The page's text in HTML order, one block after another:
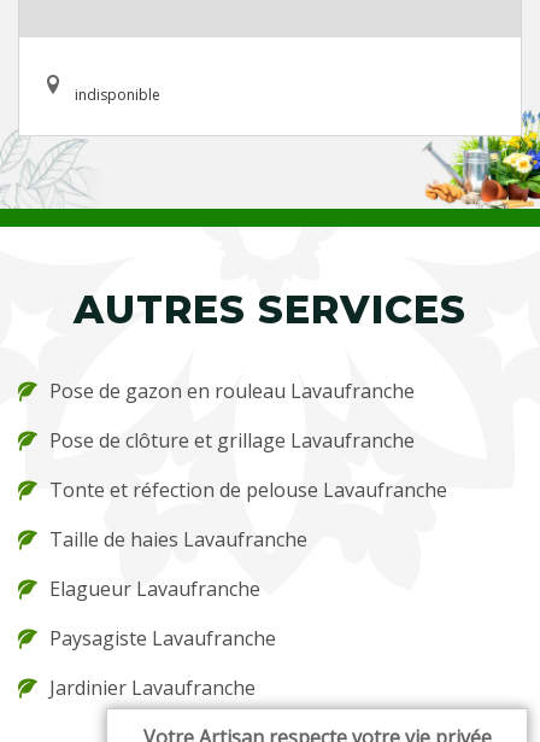
indisponible
AUTRES SERVICES
Pose de gazon en rouleau Lavaufranche
Pose de clôture et grillage Lavaufranche
Tonte et réfection de pelouse Lavaufranche
Taille de haies Lavaufranche
Elagueur Lavaufranche
Paysagiste Lavaufranche
Jardinier Lavaufranche